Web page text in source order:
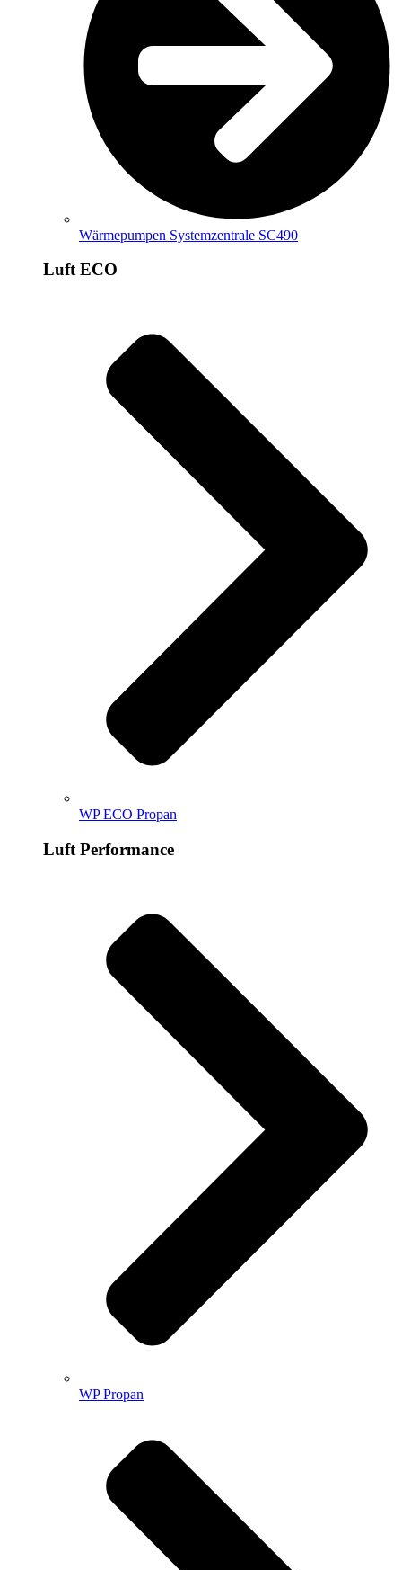
Wärmepumpen Systemzentrale SC490
Luft ECO
WP ECO Propan
Luft Performance
WP Propan